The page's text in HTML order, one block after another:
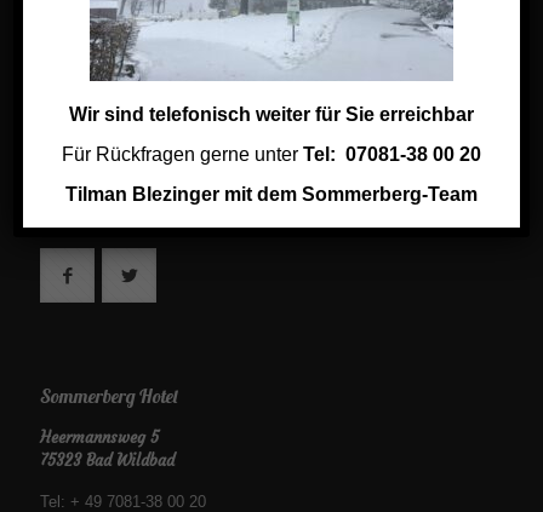
Links aus der Region
Keramik Shop
Sommerberg Hotel
Heermannsweg 5
75323 Bad Wildbad
Tel: + 49 7081-38 00 20
Wir sind telefonisch weiter für Sie erreichbar
Für Rückfragen gerne unter Tel: 07081-38 00 20
Tilman Blezinger mit dem Sommerberg-Team